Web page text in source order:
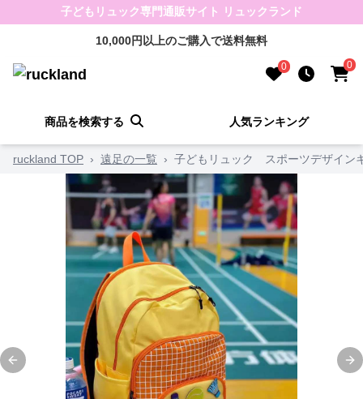
子どもリュック専門通販サイト リュックランド
10,000円以上のご購入で送料無料
0 0
商品を検索する 人気ランキング
ruckland TOP › 遠足の一覧 › 子どもリュック スポーツデザイン
Previous slide